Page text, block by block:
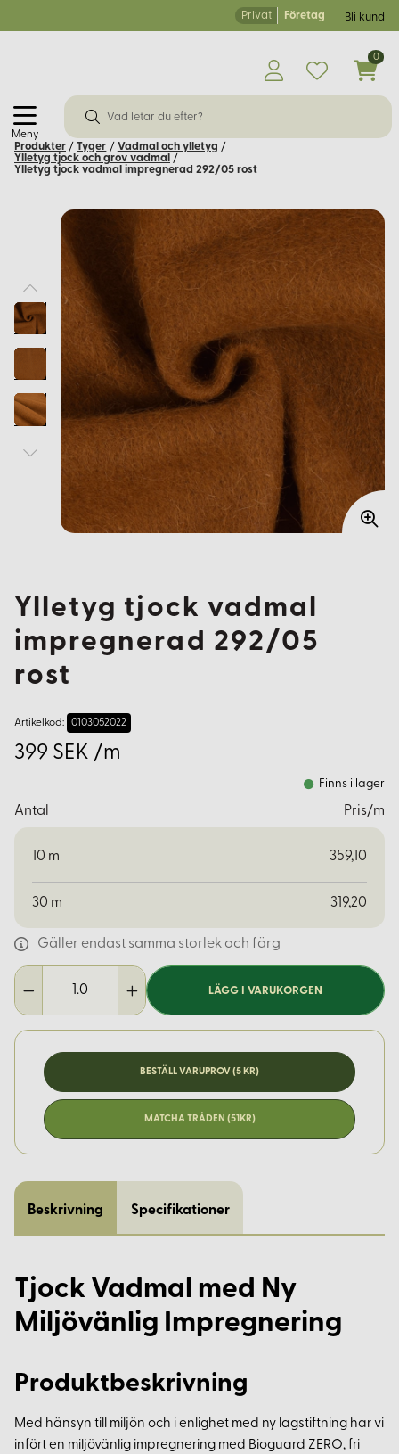
Privat Företag Bli kund
Meny
0
Produkter / Tyger / Vadmal och ylletyg /
Ylletyg tjock och grov vadmal
/
Ylletyg tjock vadmal impregnerad 292/05 rost
Ylletyg tjock vadmal
impregnerad 292/05
rost
Artikelkod: 0103052022
399 SEK /m
Finns i lager
Antal Pris/m
10 m 359,10
30 m 319,20
Gäller endast samma storlek och färg
LÄGG I VARUKORGEN
BESTÄLL VARUPROV (5 KR)
MATCHA TRÅDEN (51KR)
Beskrivning Specifikationer
Tjock Vadmal med Ny
Miljövänlig Impregnering
Produktbeskrivning
Med hänsyn till miljön och i enlighet med ny lagstiftning har vi
infört en miljövänlig impregnering med Bioguard ZERO, fri